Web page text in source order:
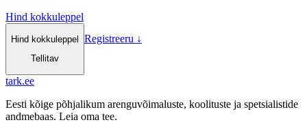
Hind kokkuleppel
Hind kokkuleppel
Tellitav
Registreeru ↓
tark.ee
Eesti kõige põhjalikum arenguvõimaluste, koolituste ja spetsialistide
andmebaas. Leia oma tee.